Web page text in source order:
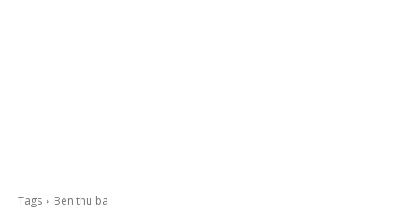
Tags Ben thu ba